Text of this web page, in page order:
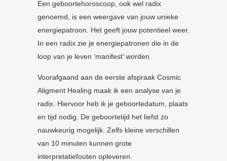
Een geboortehoroscoop, ook wel radix
genoemd, is een weergave van jouw unieke
energiepatroon. Het geeft jouw potentieel weer.
In een radix zie je energiepatronen die in de
loop van je leven ‘manifest’ worden.
Voorafgaand aan de eerste afspraak Cosmic
Aligment Healing maak ik een analyse van je
radix. Hiervoor heb ik je geboortedatum, plaats
en tijd nodig. De geboortetijd het liefst zo
nauwkeurig mogelijk. Zelfs kleine verschillen
van 10 minuten kunnen grote
interpretatiefouten opleveren.